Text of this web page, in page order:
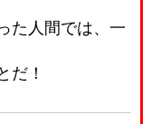
た人間では、一
だ！